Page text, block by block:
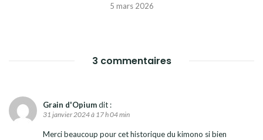
5 mars 2026
3 commentaires
Grain d'Opiumdit :
31 janvier 2024 à 17 h 04 min
Merci beaucoup pour cet historique du kimono si bien